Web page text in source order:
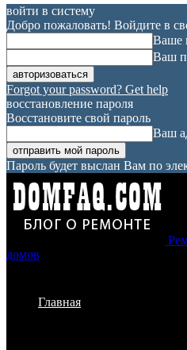
войти в систему
Добро пожаловать! Войдите в
Ваше
Ваш
Forgot your password? Get help
восстановление пароля
Восстановите свой пароль
Ваш
Пароль будет выслан Вам по
домов
Главная